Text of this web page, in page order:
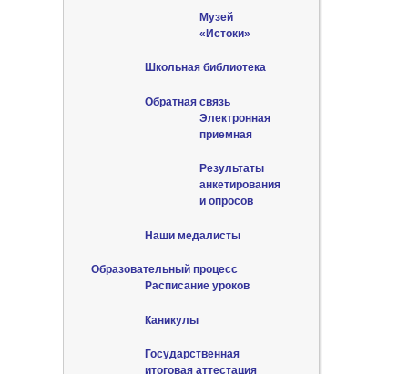
Музей
«Истоки»
Школьная библиотека
Обратная связь
Электронная
приемная
Результаты
анкетирования
и опросов
Наши медалисты
Образовательный процесс
Расписание уроков
Каникулы
Государственная
итоговая аттестация